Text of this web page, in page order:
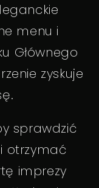
menu i
Głównego
zyskuje
sprawdzić
otrzymać
imprezy